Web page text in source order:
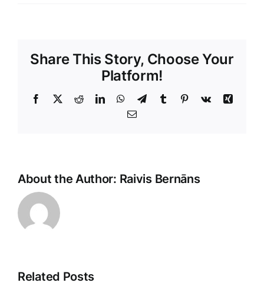
Share This Story, Choose Your
Platform!
Facebook
X RedditLinkedInWhatsApp
TelegramTumblr Pinterest
Vk
Xing
E-
About the Author: Raivis Bernāns
Related Posts